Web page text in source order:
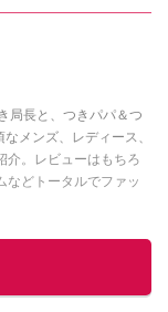
メンズ、レディース、
介。レビューはもちろ
などトータルでファッ
の他の記事を読む